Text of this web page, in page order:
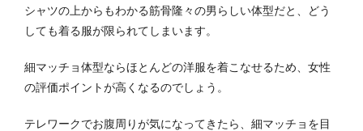
シャツの上からもわかる筋骨隆々の男らしい体型だと、どう
しても着る服が限られてしまいます。
細マッチョ体型ならほとんどの洋服を着こなせるため、女性
の評価ポイントが高くなるのでしょう。
テレワークでお腹周りが気になってきたら、細マッチョを目